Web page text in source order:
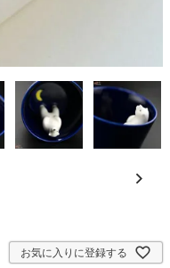
お気に入りに登録する